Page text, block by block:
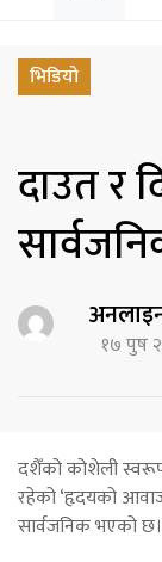
भिडियो
दाउत र
१७ पुष
दशैँको कोशेली स्वरूप
रहेको ‘हृदयको
सार्वजनिक भएको छ।